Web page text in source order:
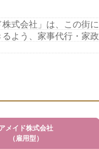
式会社」は、この街に
よう、家事代行・家政
メイド株式会社
（雇用型）